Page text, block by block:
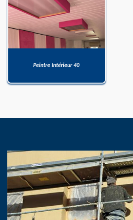
Peintre Intérieur 40